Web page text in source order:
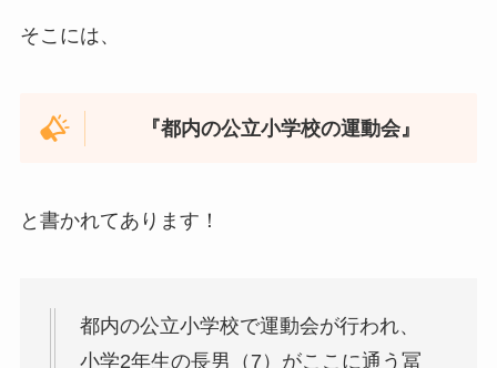
そこには、
『都内の公立小学校の運動会』
と書かれてあります！
都内の公立小学校で運動会が行われ、
小学2年生の長男（7）がここに通う冨